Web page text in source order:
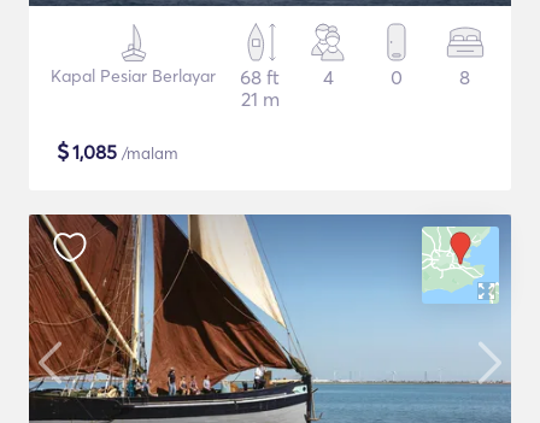
Kapal Pesiar Berlayar
68 ft
21 m
4 0 8
$1,085 /malam